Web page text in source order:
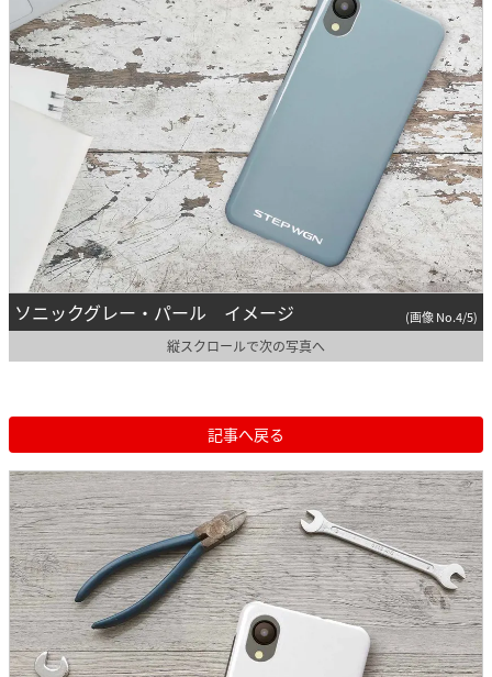
ソニックグレー・パール イメージ (画像 No.4/5)
縦スクロールで次の写真へ
記事へ戻る